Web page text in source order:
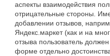
аспекты взаимодействия
отрицательные стороны.
добавлении отзывов,
Яндекс.маркет (как и на
отзыва пользователь
форме отдельно